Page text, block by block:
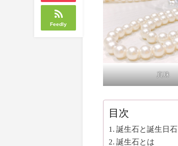
Feedly
真珠
目次
誕生石と誕生日石
誕生石とは